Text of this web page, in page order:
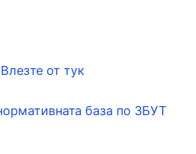
Влезте от тук
база по ЗБУТ